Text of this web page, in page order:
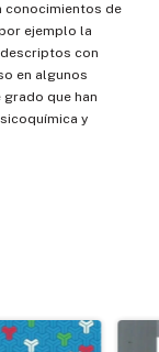
conocimientos de
ejemplo la
con
en algunos
que han
y